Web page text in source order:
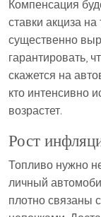
Компенсация
ставки акциза
существенно
гарантировать,
скажется на
кто интенсивно
возрастет.
Рост
Топливо нужно
личный
плотно связаны